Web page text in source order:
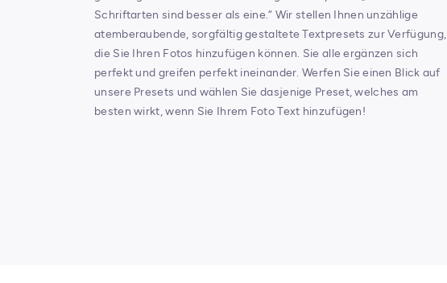
Schriftarten sind besser als eine.“ Wir stellen Ihnen unzählige
atemberaubende, sorgfältig gestaltete Textpresets zur Verfügung,
die Sie Ihren Fotos hinzufügen können. Sie alle ergänzen sich
perfekt und greifen perfekt ineinander. Werfen Sie einen Blick auf
unsere Presets und wählen Sie dasjenige Preset, welches am
besten wirkt, wenn Sie Ihrem Foto Text hinzufügen!